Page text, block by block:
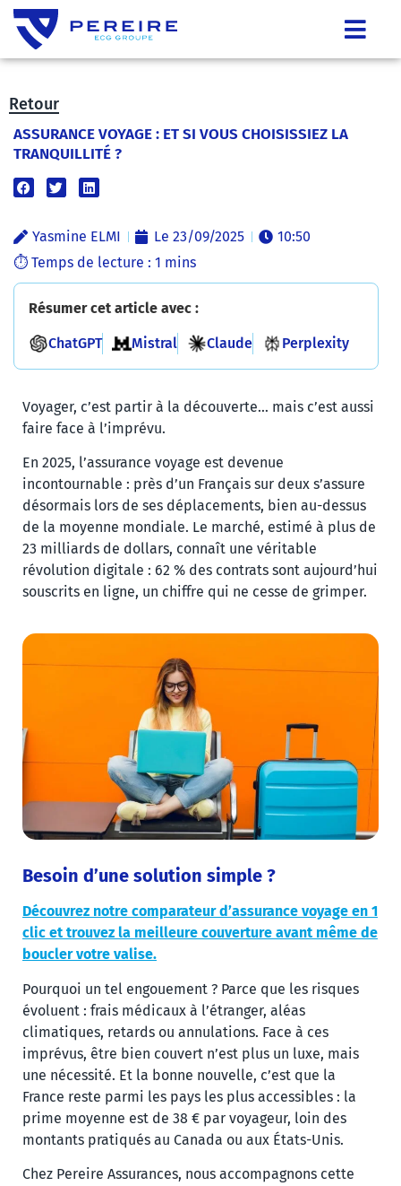
Retour
ASSURANCE VOYAGE : ET SI VOUS CHOISISSIEZ LA
TRANQUILLITÉ ?
Yasmine ELMI Le 23/09/2025 10:50
Résumer cet article avec :
ChatGPT Mistral Claude Perplexity
Voyager, c’est partir à la découverte… mais c’est aussi
faire face à l’imprévu.
En 2025, l’assurance voyage est devenue
incontournable : près d’un Français sur deux s’assure
désormais lors de ses déplacements, bien au-dessus
de la moyenne mondiale. Le marché, estimé à plus de
23 milliards de dollars, connaît une véritable
révolution digitale : 62 % des contrats sont aujourd’hui
souscrits en ligne, un chiffre qui ne cesse de grimper.
Besoin d’une solution simple ?
Découvrez notre comparateur d’assurance voyage en 1
clic et trouvez la meilleure couverture avant même de
boucler votre valise.
Pourquoi un tel engouement ? Parce que les risques
évoluent : frais médicaux à l’étranger, aléas
climatiques, retards ou annulations. Face à ces
imprévus, être bien couvert n’est plus un luxe, mais
une nécessité. Et la bonne nouvelle, c’est que la
France reste parmi les pays les plus accessibles : la
prime moyenne est de 38 € par voyageur, loin des
montants pratiqués au Canada ou aux États-Unis.
Chez Pereire Assurances, nous accompagnons cette